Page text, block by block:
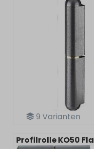
9 Varianten
Profilrolle KO50